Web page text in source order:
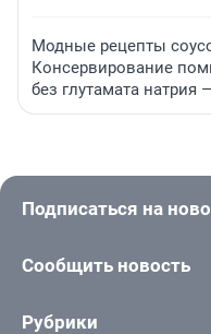
Модные рецепты
Консервирование
без глутамата натрия
Подписаться на
Сообщить новость
Рубрики